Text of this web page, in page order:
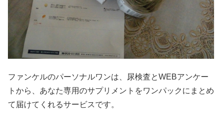
ファンケルのパーソナルワンは、尿検査とWEBアンケー
トから、あなた専用のサプリメントをワンパックにまとめ
て届けてくれるサービスです。